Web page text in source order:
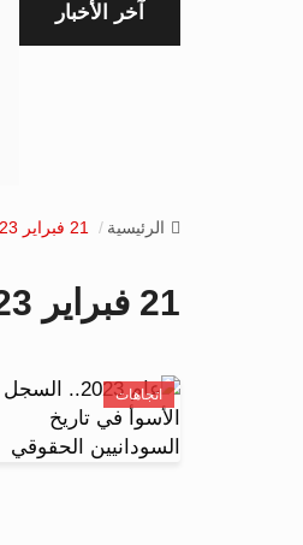
آخر الأخبار
الرئيسية 21 فبراير 2023
21 فبراير 2023
اتجاهات